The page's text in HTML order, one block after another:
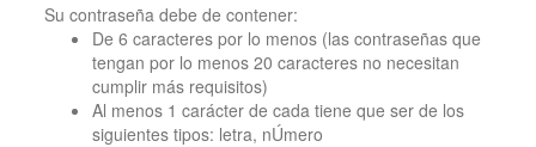
Su contraseña debe de contener:
De 6 caracteres por lo menos (las contraseñas que
tengan por lo menos 20 caracteres no necesitan
cumplir más requisitos)
Al menos 1 carácter de cada tiene que ser de los
siguientes tipos: letra, nÚmero